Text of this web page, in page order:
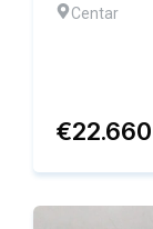
Centar
€22.660